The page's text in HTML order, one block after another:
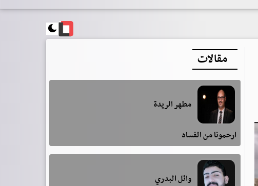
مقالات
مطهر الريدة
ارحمونا من الفساد
وائل البدري